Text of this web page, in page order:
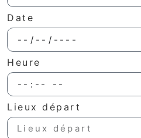
Date
Heure
Lieux départ